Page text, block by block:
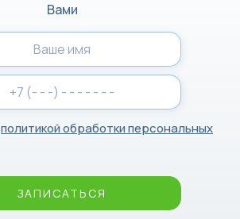
Вами
политикой обработки персональных
ЗАПИСАТЬСЯ